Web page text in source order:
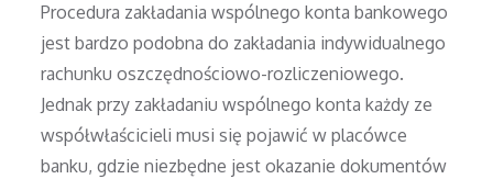
Procedura zakładania wspólnego konta bankowego
jest bardzo podobna do zakładania indywidualnego
rachunku oszczędnościowo-rozliczeniowego.
Jednak przy zakładaniu wspólnego konta każdy ze
współwłaścicieli musi się pojawić w placówce
banku, gdzie niezbędne jest okazanie dokumentów